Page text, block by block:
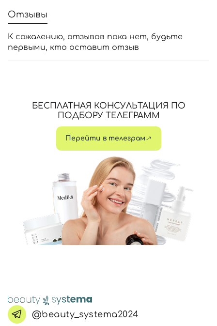
Отзывы
К сожалению, отзывов пока нет, будьте
первыми, кто оставит отзыв
БЕСПЛАТНАЯ КОНСУЛЬТАЦИЯ ПО
ПОДБОРУ ТЕЛЕГРАММ
Перейти в телеграм
@beauty_systema2024